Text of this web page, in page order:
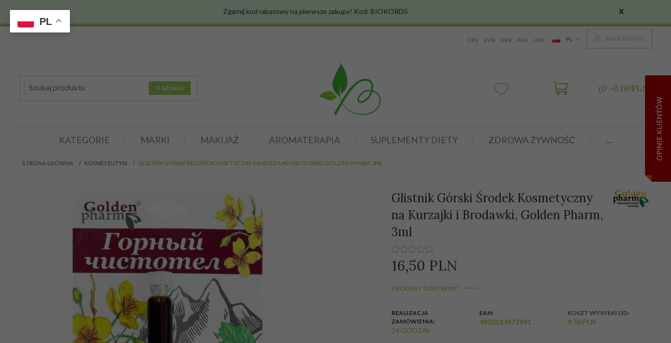
Zgarnij kod rabatowy na pierwsze zakupy! Kod: BIOKORD5 X
CZK EUR GBP PLN USD PL MOJE KONTO
SZUKAJ 0 0.00PLN
KATEGORIE MARKI MAKIJAŻ AROMATERAPIA SUPLEMENTY DIETY ZDROWA ŻYWNOŚĆ ...
STRONA GŁÓWNA KOSMECEUTYKI GLISTNIK GÓRSKI ŚRODEK KOSMETYCZNY NA KURZAJKI I BRODAWKI, GOLDEN PHARM, 3ML
Glistnik Górski Środek Kosmetyczny
na Kurzajki i Brodawki, Golden Pharm,
3ml
16,50 PLN
PRODUKT DOSTĘPNY!
REALIZACJA
ZAMÓWIENIA:
24 GODZIN
EAN:
4820183472991
KOSZT WYSYŁKI OD:
9.50 PLN
PL